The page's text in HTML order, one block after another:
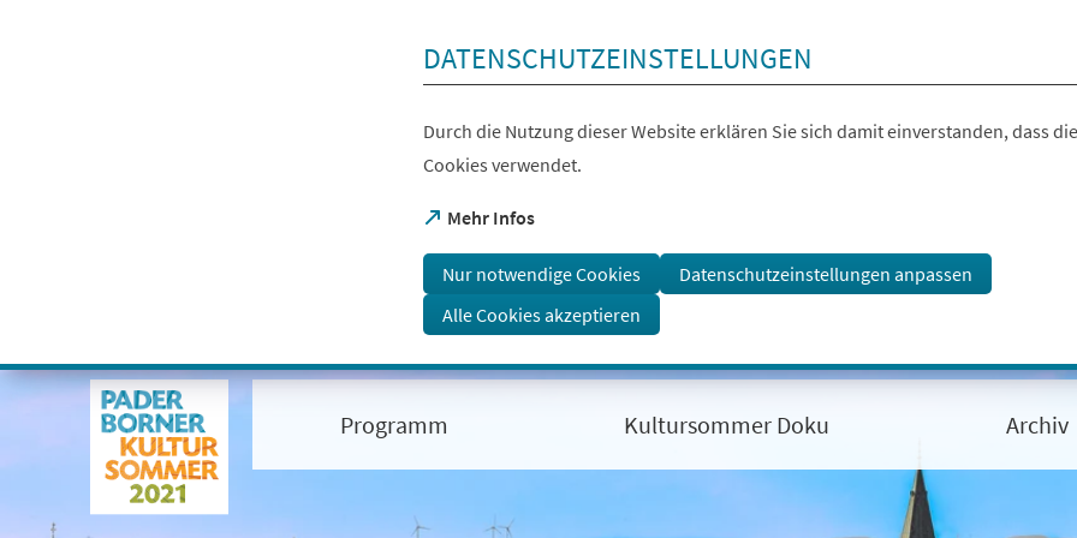
Visuelle
Assistenzsoftware
DATENSCHUTZEINSTELLUNGEN
Durch die Nutzung dieser Website erklären Sie sich damit einverstanden, dass
Cookies verwendet.
Mehr Infos
(Öffnet
einem
neuen
Tab)
Nur notwendige Cookies
Datenschutzeinstellungen anpassen
Alle Cookies akzeptieren
Programm Kultursommer Doku Archiv